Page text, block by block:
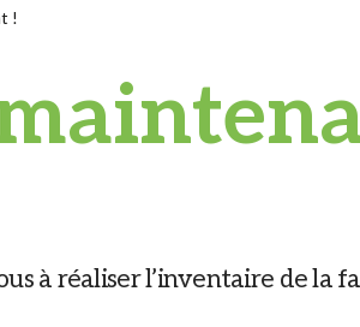
!
à réaliser l’inventaire de la